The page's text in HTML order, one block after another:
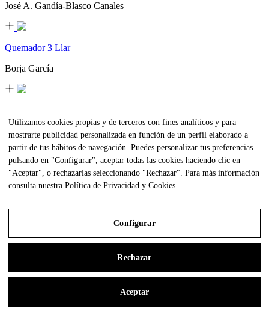
José A. Gandía-Blasco Canales
Quemador 3 Llar
Borja García
GANDIABLASCO Studio
Sombrilla cuadrada Brisa
Sombrilla Ensombra
Utilizamos cookies propias y de terceros con fines analíticos y para
mostrarte publicidad personalizada en función de un perfil elaborado a
partir de tus hábitos de navegación. Puedes personalizar tus preferencias
pulsando en "Configurar", aceptar todas las cookies haciendo clic en
"Aceptar", o rechazarlas seleccionando "Rechazar". Para más información
consulta nuestra Política de Privacidad y Cookies.
Configurar
Rechazar
Aceptar